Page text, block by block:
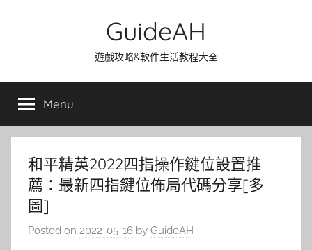
GuideAH
遊戲攻略&軟件生活教程大全
Menu
和平精英2022四指操作鍵位設置推
薦：最新四指鍵位佈局代碼分享[多
圖]
Posted on 2022-05-16 by GuideAH